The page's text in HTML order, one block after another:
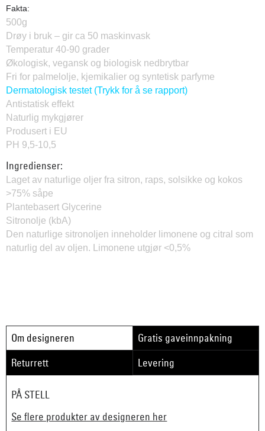
Fakta:
500g
Drøy i bruk – gir ca 50 maskinvask
Temperatur 40-90 grader
Økologisk, vegansk og biologisk nedbrytbar
Fri for palmelolje, kjemikalier og syntetisk parfyme
Dermatologisk testet (Trykk for å se rapport)
Antistatisk effekt
Naturlig mykgjører
Produsert i EU
PH 9,5-10,5
Ingredienser:
Laget av naturlige oljer fra sitron, raps, solsikke og kokos
>75% såpe
Plantebasert Glycerine
Sitronolje (kbA)
Den naturlige sitronoljen inneholder limonene og citral som
naturlig del av oljen. Limonene utgjør <0,5%
Om designeren
Gratis gaveinnpakning
Returrett
Levering
PÅ STELL
Se flere produkter av designeren her